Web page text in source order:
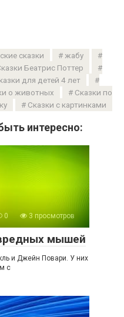
сказки
жабу
Беатрис Поттер
для детей 4 лет
о животных
Сказки по
Сказки с картинками
интересно:
0
3 просмотров
мышей
и Джейн Повари. У них
с